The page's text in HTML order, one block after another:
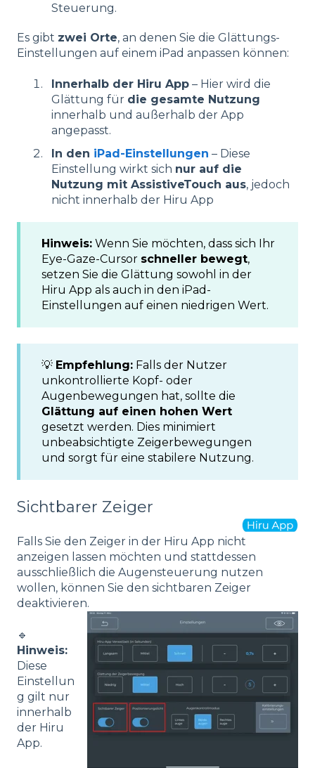
Steuerung.
Es gibt zwei Orte, an denen Sie die Glättungs-
Einstellungen auf einem iPad anpassen können:
Innerhalb der Hiru App – Hier wird die
Glättung für die gesamte Nutzung
innerhalb und außerhalb der App
angepasst.
In den iPad-Einstellungen – Diese
Einstellung wirkt sich nur auf die
Nutzung mit AssistiveTouch aus, jedoch
nicht innerhalb der Hiru App
Hinweis: Wenn Sie möchten, dass sich Ihr
Eye-Gaze-Cursor schneller bewegt,
setzen Sie die Glättung sowohl in der
Hiru App als auch in den iPad-
Einstellungen auf einen niedrigen Wert.
💡 Empfehlung: Falls der Nutzer
unkontrollierte Kopf- oder
Augenbewegungen hat, sollte die
Glättung auf einen hohen Wert
gesetzt werden. Dies minimiert
unbeabsichtigte Zeigerbewegungen
und sorgt für eine stabilere Nutzung.
Sichtbarer Zeiger
Falls Sie den Zeiger in der Hiru App nicht
anzeigen lassen möchten und stattdessen
ausschließlich die Augensteuerung nutzen
wollen, können Sie den sichtbaren Zeiger
deaktivieren.
🔹
Hinweis:
Diese
Einstellun
g gilt nur
innerhalb
der Hiru
App.